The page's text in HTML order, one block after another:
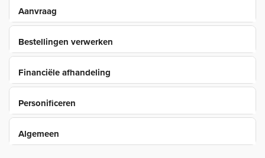
Aanvraag
Bestellingen verwerken
Financiële afhandeling
Personificeren
Algemeen